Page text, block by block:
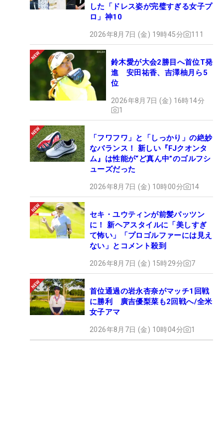
した「ドレス姿が完璧すぎる女子プ
ロ」神10
2026年8月7日 (金) 19時45分 111
鈴木愛が大会2勝目へ首位T発
進 安田祐香、吉澤柚月ら5
位
2026年8月7日 (金) 16時14分
1
「フワフワ」と「しっかり」の絶妙
なバランス！ 新しい『FJクオンタ
ム』は性能が“ど真ん中”のゴルフシ
ューズだった
2026年8月7日 (金) 10時00分 14
セキ・ユウティンが前髪パッツン
に！ 新ヘアスタイルに「美しすぎ
て怖い」「プロゴルファーには見え
ない」とコメント殺到
2026年8月7日 (金) 15時29分 7
首位通過の岩永杏奈がマッチ1回戦
に勝利 廣吉優梨菜も2回戦へ/全米
女子アマ
2026年8月7日 (金) 10時04分 1